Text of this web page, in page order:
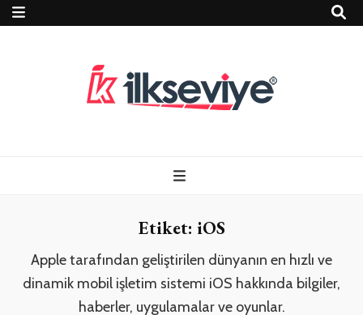
ve Travel – Tur
Rehberi
Etiket: iOS
Apple tarafından geliştirilen dünyanın en hızlı ve
dinamik mobil işletim sistemi iOS hakkında bilgiler,
haberler, uygulamalar ve oyunlar.